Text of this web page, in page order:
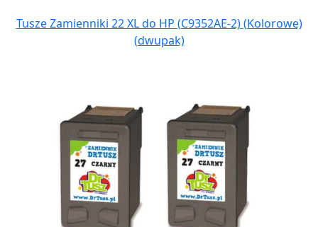
Tusze Zamienniki 22 XL do HP (C9352AE-2) (Kolorowe)
(dwupak)